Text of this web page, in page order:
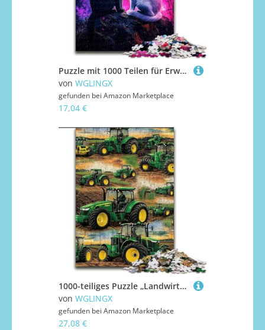
Puzzle mit 1000 Teilen für Erwachsene, schwarz-weißes Katzen-Puzzle, geeignet für Geburtstage, Halloween, Thanksgiving, Ostern (Größe 26x38cm)
von WGLINGX
gefunden bei Amazon Marketplace
17,04 €
1000-teiliges Puzzle „Landwirtschaftlicher Traktor“, 1000-teiliges Puzzle für Teenager und Familienspaß, (Größe 50x75cm)
von WGLINGX
gefunden bei Amazon Marketplace
27,08 €